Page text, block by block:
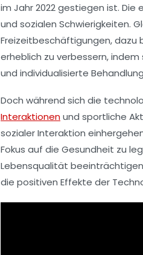
im Jahr 2022 gestiegen ist. Die
und sozialen Schwierigkeiten.
Freizeitbeschäftigungen, dazu
erheblich zu verbessern,
und individualisierte
Doch während sich die
Interaktionenund sportliche
sozialer Interaktion
Fokus auf die Gesundheit zu
Lebensqualität
die positiven Effekte der